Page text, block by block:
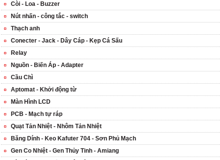
Còi - Loa - Buzzer
Nút nhấn - công tắc - switch
Thạch anh
Conecter - Jack - Dây Cáp - Kẹp Cá Sấu
Relay
Nguồn - Biến Áp - Adapter
Cầu Chì
Aptomat - Khởi động từ
Màn Hình LCD
PCB - Mạch tự ráp
Quạt Tản Nhiệt - Nhôm Tản Nhiệt
Băng Dính - Keo Kafuter 704 - Sơn Phủ Mạch
Gen Co Nhiệt - Gen Thủy Tinh - Amiang